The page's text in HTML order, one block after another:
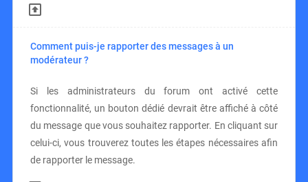
Comment puis-je rapporter des messages à un
modérateur ?
Si les administrateurs du forum ont activé cette
fonctionnalité, un bouton dédié devrait être affiché à côté
du message que vous souhaitez rapporter. En cliquant sur
celui-ci, vous trouverez toutes les étapes nécessaires afin
de rapporter le message.